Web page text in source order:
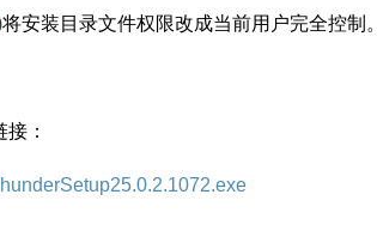
将安装目录文件权限改成当前用户完全控制。
：